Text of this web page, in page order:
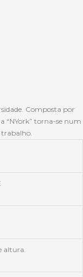
Composta por
“NYork” torna-se num
altura.